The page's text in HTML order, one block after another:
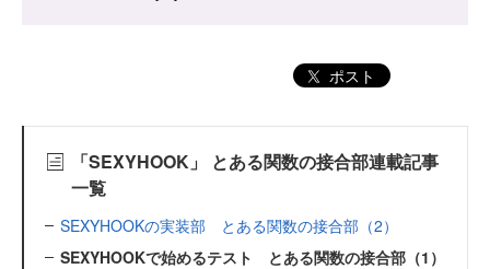
ポスト
「SEXYHOOK」 とある関数の接合部連載記事
一覧
SEXYHOOKの実装部 とある関数の接合部（2）
SEXYHOOKで始めるテスト とある関数の接合部（1）